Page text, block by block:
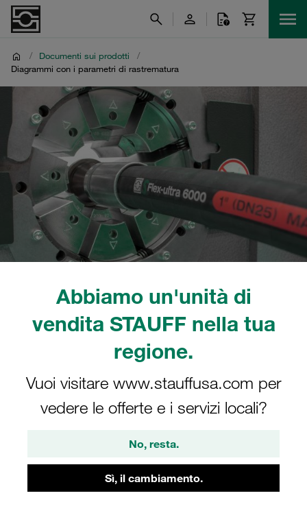
Abbiamo un'unità di
vendita STAUFF nella tua
regione.
Vuoi visitare www.stauffusa.com per
vedere le offerte e i servizi locali?
No, resta.
Sì, il cambiamento.
/ Documenti sui prodotti
/
Diagrammi con i parametri di rastrematura
Diagrammi con i
parametri di rastrematura
Download dei diagrammi più recenti con i
parametri di rastrematura per gli adattatori per